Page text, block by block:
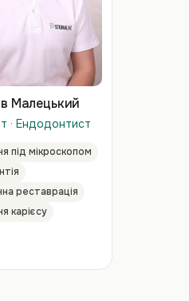
Малецький
· Ендодонтист
під мікроскопом
реставрація
карієсу